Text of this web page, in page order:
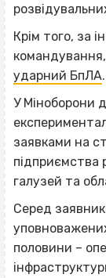
Крім того, за
ударний БпЛА.
У Міноборони
заявками на
підприємства
галузей та
Серед
половини –